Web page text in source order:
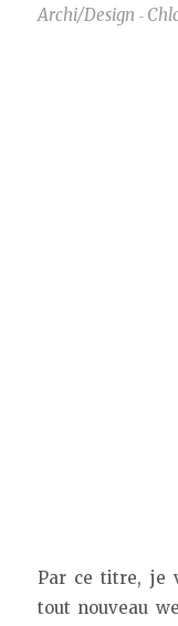
Archi/Design -
Par ce titre, je
tout nouveau